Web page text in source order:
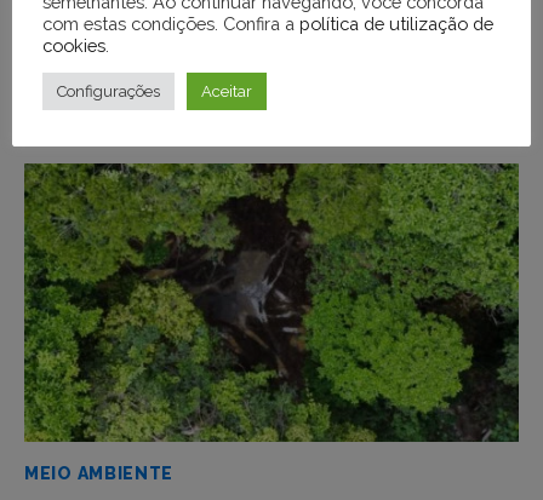
VOCÊ PODE GOSTAR TAMBÉM DE
MEIO AMBIENTE
com estas condições. Confira a política de utilização de
cookies
Configurações Aceitar